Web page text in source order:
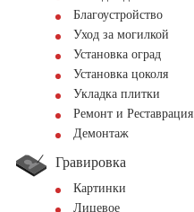
Благоустройство
Уход за могилкой
Установка оград
Установка цоколя
Укладка плитки
Ремонт и Реставрация
Демонтаж
Гравировка
Картинки
Лицевое